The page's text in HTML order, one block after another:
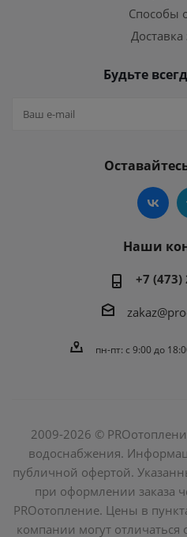
Способы
Доставка
Будьте
Наши
+7 (473)
пн-пт: c 9:00 до
2009-2026 ©
водоснабжения.
публичной офертой.
при оформлении заказа
PROотопление. Цены в
компании могут отличаться